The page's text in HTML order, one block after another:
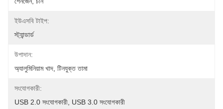
ইউএসবি টাইপ:
স্ট্যান্ডার্ড
উপাদান:
অ্যালুমিনিয়াম খাদ, টিনযুক্ত তামা
সংযোগকারী:
USB 2.0 সংযোগকারী, USB 3.0 সংযোগকারী